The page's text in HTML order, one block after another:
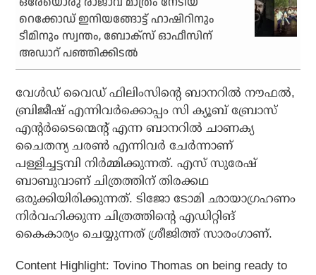
റെക്കോഡ് ഇനിയങ്ങോട്ട് ഹാഷിറിനും
ടീമിനും സ്വന്തം, ബോക്‌സ് ഓഫീസിന്
അഡാറ് പഞ്ഞിക്കിടല്‍
വേള്‍ഡ് വൈഡ് ഫിലിംസിന്റെ ബാനറില്‍ നൗഫല്‍,
ബ്രിജീഷ് എന്നിവര്‍ക്കൊപ്പം സി ക്യൂബ് ബ്രോസ്
എന്റര്‍ടൈന്മെന്റ് എന്ന ബാനറില്‍ ചാണക്യ
ചൈതന്യ ചരണ്‍ എന്നിവര്‍ ചേര്‍ന്നാണ്
പള്ളിച്ചട്ടമ്പി നിര്‍മ്മിക്കുന്നത്. എസ് സുരേഷ്
ബാബുവാണ് ചിത്രത്തിന് തിരക്കഥ
ഒരുക്കിയിരിക്കുന്നത്. ടിജോ ടോമി ഛായാഗ്രഹണം
നിര്‍വഹിക്കുന്ന ചിത്രത്തിന്റെ എഡിറ്റിങ്
കൈകാര്യം ചെയ്യുന്നത് ശ്രീജിത്ത് സാരംഗാണ്.
Content Highlight:Tovino Thomas on being ready to